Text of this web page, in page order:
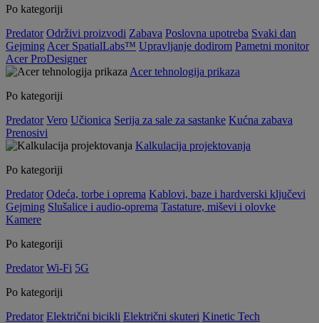
Po kategoriji
Predator Održivi proizvodi Zabava Poslovna upotreba Svaki dan
Gejming Acer SpatialLabs™ Upravljanje dodirom Pametni monitor
Acer ProDesigner
Acer tehnologija prikaza
Po kategoriji
Predator Vero Učionica Serija za sale za sastanke Kućna zabava
Prenosivi
Kalkulacija projektovanja
Po kategoriji
Predator Odeća, torbe i oprema Kablovi, baze i hardverski ključevi
Gejming Slušalice i audio-oprema Tastature, miševi i olovke
Kamere
Po kategoriji
Predator Wi-Fi 5G
Po kategoriji
Predator Električni bicikli Električni skuteri Kinetic Tech